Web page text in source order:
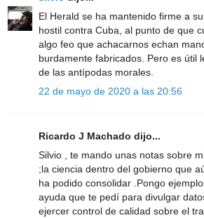
El Herald se ha mantenido firme a
hostil contra Cuba, al punto de que
algo feo que achacarnos echan
burdamente fabricados. Pero es útil
de las antípodas morales.
22 de mayo de 2020 a las 20:56
Ricardo J Machado dijo...
Silvio , te mando unas notas sobre
;la ciencia dentro del gobierno que
ha podido consolidar .Pongo
ayuda que te pedí para divulgar
ejercer control de calidad sobre el